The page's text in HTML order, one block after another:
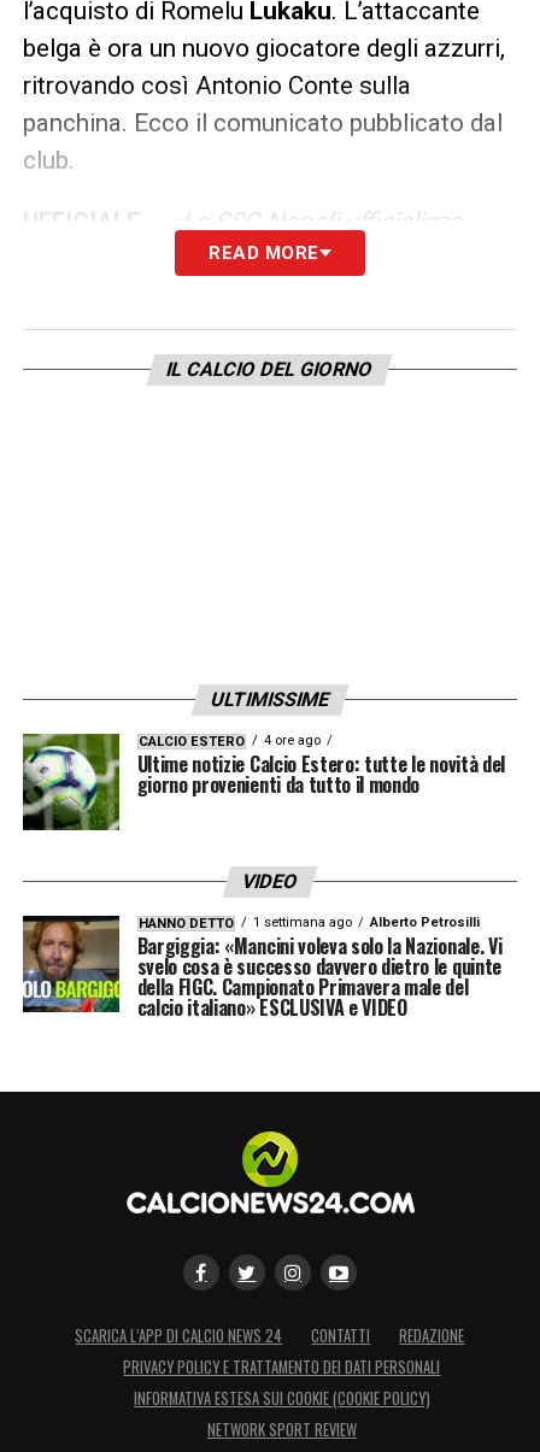
l’acquisto di Romelu Lukaku. L’attaccante
belga è ora un nuovo giocatore degli azzurri,
ritrovando così Antonio Conte sulla
panchina. Ecco il comunicato pubblicato dal
club.
UFFICIALE –
«La SSC Napoli ufficializza
l’acquisto delle prestazioni sportive a titolo
LA PLAYLIST DELLE NOSTRE TOP NEWS
READ MORE
IL CALCIO DEL GIORNO
ULTIMISSIME
CALCIO ESTERO 4 ore ago
Ultime notizie Calcio Estero: tutte le novità del
giorno provenienti da tutto il mondo
VIDEO
HANNO DETTO 1 settimana ago Alberto Petrosilli
Bargiggia: «Mancini voleva solo la Nazionale. Vi
svelo cosa è successo davvero dietro le quinte
della FIGC. Campionato Primavera male del
calcio italiano» ESCLUSIVA e VIDEO
SCARICA L’APP DI CALCIO NEWS 24 CONTATTI
REDAZIONE
PRIVACY POLICY E TRATTAMENTO DEI DATI PERSONALI
INFORMATIVA ESTESA SUI COOKIE (COOKIE POLICY)
NETWORK SPORT REVIEW